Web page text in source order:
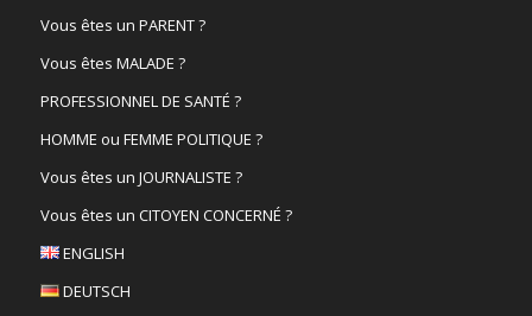
Vous êtes un PARENT ?
Vous êtes MALADE ?
PROFESSIONNEL DE SANTÉ ?
HOMME ou FEMME POLITIQUE ?
Vous êtes un JOURNALISTE ?
Vous êtes un CITOYEN CONCERNÉ ?
ENGLISH
DEUTSCH